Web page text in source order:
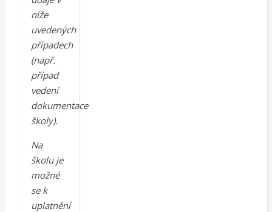
níže
uvedených
případech
(např.
případ
vedení
dokumentace
školy).
Na
školu je
možné
se k
uplatnění